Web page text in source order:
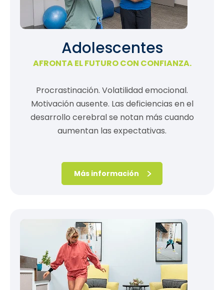
Adolescentes
AFRONTA EL FUTURO CON CONFIANZA.
Procrastinación. Volatilidad emocional.
Motivación ausente. Las deficiencias en el
desarrollo cerebral se notan más cuando
aumentan las expectativas.
Más información